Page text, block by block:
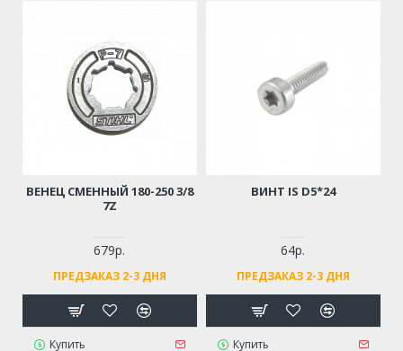
ВЕНЕЦ СМЕННЫЙ 180-250 3/8
7Z
679р.
ПРЕДЗАКАЗ 2-3 ДНЯ
Купить
ВИНТ IS D5*24
64р.
ПРЕДЗАКАЗ 2-3 ДНЯ
Купить